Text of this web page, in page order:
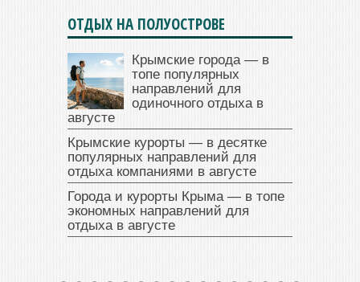
ОТДЫХ НА ПОЛУОСТРОВЕ
Крымские города — в
топе популярных
направлений для
одиночного отдыха в
августе
Крымские курорты — в десятке
популярных направлений для
отдыха компаниями в августе
Города и курорты Крыма — в топе
экономных направлений для
отдыха в августе